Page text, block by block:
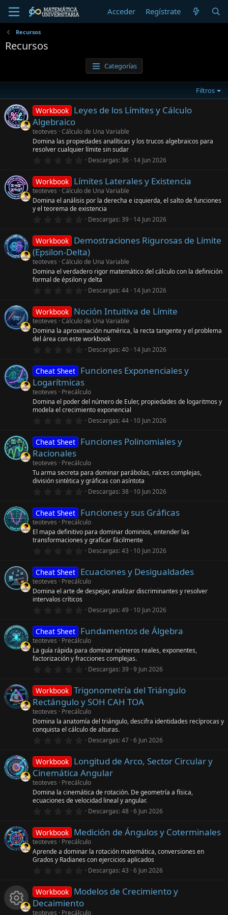
Acceder Regístrate
Recursos
Recursos
Categorías
Filtros
Workbook Leyes de los Límites y Cálculo
Algebraico
teoteves Cálculo de Una Variable
Domina las propiedades analíticas y los trucos algebraicos para
resolver cualquier límite sin sudar
0
0
e
s
t
r
e
a
(
s
)
Descargas 36 14 Jun 2026
Workbook Límites Laterales y Existencia
teoteves Cálculo de Una Variable
Domina el análisis por la derecha e izquierda, el salto de funciones
y el teorema de existencia
0
0
s
t
r
e
l
s
)
Descargas 39 14 Jun 2026
Workbook Demostraciones Rigurosas de Límite
(Epsilon-Delta)
teoteves Cálculo de Una Variable
Domina el verdadero rigor matemático del cálculo con la definición
formal de épsilon y delta
0
0
e
s
t
r
e
a
s
)
Descargas 44 14 Jun 2026
Workbook Noción Intuitiva de Límite
teoteves Cálculo de Una Variable
Domina la aproximación numérica, la recta tangente y el problema
del área con este workbook
0
0
s
t
r
e
l
s
Descargas 40 14 Jun 2026
Cheat Sheet Funciones Exponenciales y
Logarítmicas
teoteves
Precálculo
Domina el poder del número de Euler, propiedades de logaritmos y
modela el crecimiento exponencial
0
0
t
r
e
l
s
)
Descargas 44 10 Jun 2026
Cheat Sheet Funciones Polinomiales y
Racionales
teoteves
Precálculo
Tu arma secreta para dominar parábolas, raíces complejas,
división sintética y gráficas con asíntota
0
0
e
s
t
r
e
a
(
s
)
Descargas 38 10 Jun 2026
Cheat Sheet Funciones y sus Gráficas
teoteves
Precálculo
El mapa definitivo para dominar dominios, entender las
transformaciones y graficar fácilmente
0
0
e
s
t
e
a
s
)
Descargas 43 10 Jun 2026
Cheat Sheet Ecuaciones y Desigualdades
teoteves
Precálculo
Domina el arte de despejar, analizar discriminantes y resolver
intervalos críticos
0
0
e
s
t
r
e
a
(
s
)
Descargas 49 10 Jun 2026
Cheat Sheet Fundamentos de Álgebra
teoteves
Precálculo
La guía rápida para dominar números reales, exponentes,
factorización y fracciones complejas.
0
0
e
s
t
r
e
l
s
)
Descargas 39 9 Jun 2026
Workbook Trigonometría del Triángulo
Rectángulo y SOH CAH TOA
teoteves
Precálculo
Domina la anatomía del triángulo, descifra identidades recíprocas y
conquista el cálculo de alturas.
0
0
e
s
t
r
e
l
s
)
Descargas 47 6 Jun 2026
Workbook Longitud de Arco, Sector Circular y
Cinemática Angular
teoteves
Precálculo
Domina la cinemática de rotación. De geometría a física,
ecuaciones de velocidad lineal y angular.
0
0
e
s
t
r
e
a
(
s
)
Descargas 48 6 Jun 2026
Workbook Medición de Ángulos y Coterminales
teoteves
Precálculo
Aprende a dominar la rotación matemática, conversiones en
Grados y Radianes con ejercicios aplicados
0
0
s
t
Descargas 43 6 Jun 2026
Workbook Modelos de Crecimiento y
Decaimiento
teoteves Precálculo